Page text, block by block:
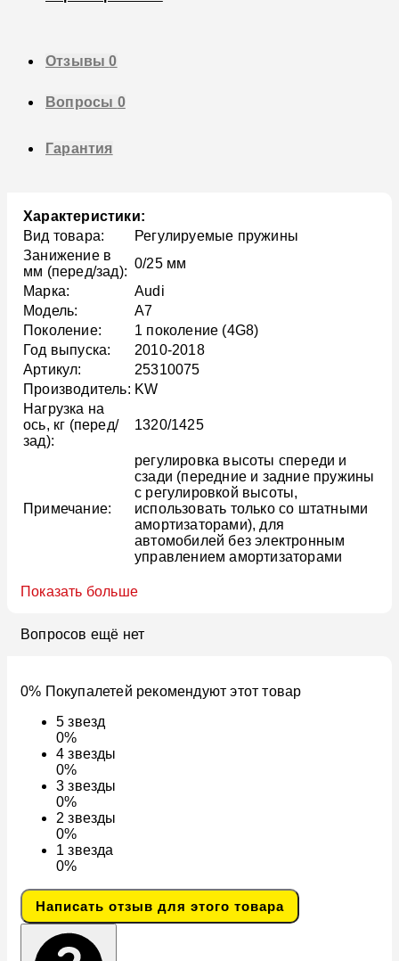
Отзывы0
Вопросы 0
Гарантия
Характеристики:
Вид товара:
Регулируемые пружины
Занижение в
мм (перед/зад):
0/25 мм
Марка:
Audi
Модель:
A7
Поколение:
1 поколение (4G8)
Год выпуска:
2010-2018
Артикул:
25310075
Производитель: KW
Нагрузка на
ось, кг (перед/
зад):
1320/1425
Примечание:
регулировка высоты спереди и
сзади (передние и задние пружины
с регулировкой высоты,
использовать только со штатными
амортизаторами), для
автомобилей без электронным
управлением амортизаторами
Показать больше
Вопросов ещё нет
0% Покупалетей рекомендуют этот товар
5звезд
0%
4звезды
0%
3звезды
0%
2звезды
0%
1звезда
0%
Написать отзыв для этого товара